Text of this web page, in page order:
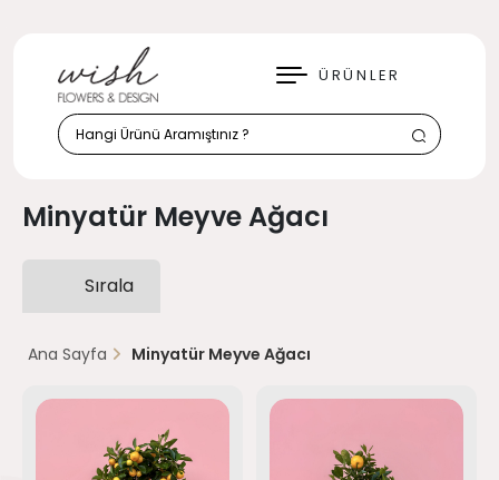
ÜRÜNLER
KAPAT
Minyatür Meyve Ağacı
Sırala
Ana Sayfa Minyatür Meyve Ağacı